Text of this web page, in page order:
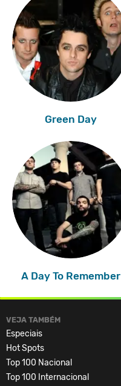
Green Day
A Day To Remember
VEJA TAMBÉM
Especiais
Hot Spots
Top 100 Nacional
Top 100 Internacional